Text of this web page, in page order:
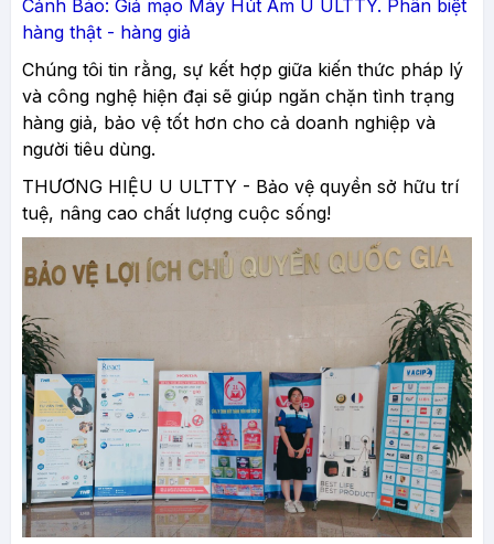
Cảnh Báo: Giả mạo Máy Hút Ẩm U ULTTY. Phân biệt
hàng thật - hàng giả
Chúng tôi tin rằng, sự kết hợp giữa kiến thức pháp lý
và công nghệ hiện đại sẽ giúp ngăn chặn tình trạng
hàng giả, bảo vệ tốt hơn cho cả doanh nghiệp và
người tiêu dùng.
THƯƠNG HIỆU U ULTTY - Bảo vệ quyền sở hữu trí
tuệ, nâng cao chất lượng cuộc sống!